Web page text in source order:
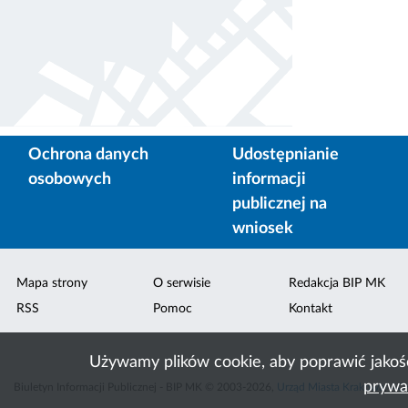
Używamy plików cookie, aby poprawić
Ochrona danych
osobowych
Udostępnianie
informacji
publicznej na
wniosek
Mapa strony
RSS
O serwisie
Pomoc
Redakcja BIP MK
Kontakt
Urząd Miasta Krakowa,